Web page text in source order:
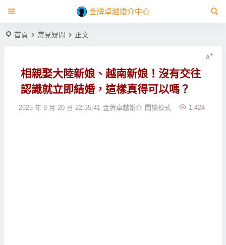
金牌卓越婚介中心
首頁 常見疑問 正文
相親娶大陸新娘、越南新娘！沒有交往
認識就立即結婚，這樣真得可以嗎？
2025 年 9 月 20 日 22:35:41 金牌卓越婚介 1,424
閱讀模式